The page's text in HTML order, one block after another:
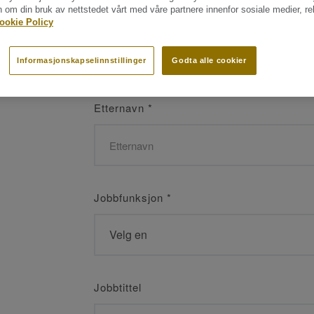
Etternavn *
Jobbfunksjon *
Jobbtittel
om din bruk av nettstedet vårt med våre partnere innenfor sosiale medier,
Policy
Godta alle cookier
Informasjonskapselinnstillinger